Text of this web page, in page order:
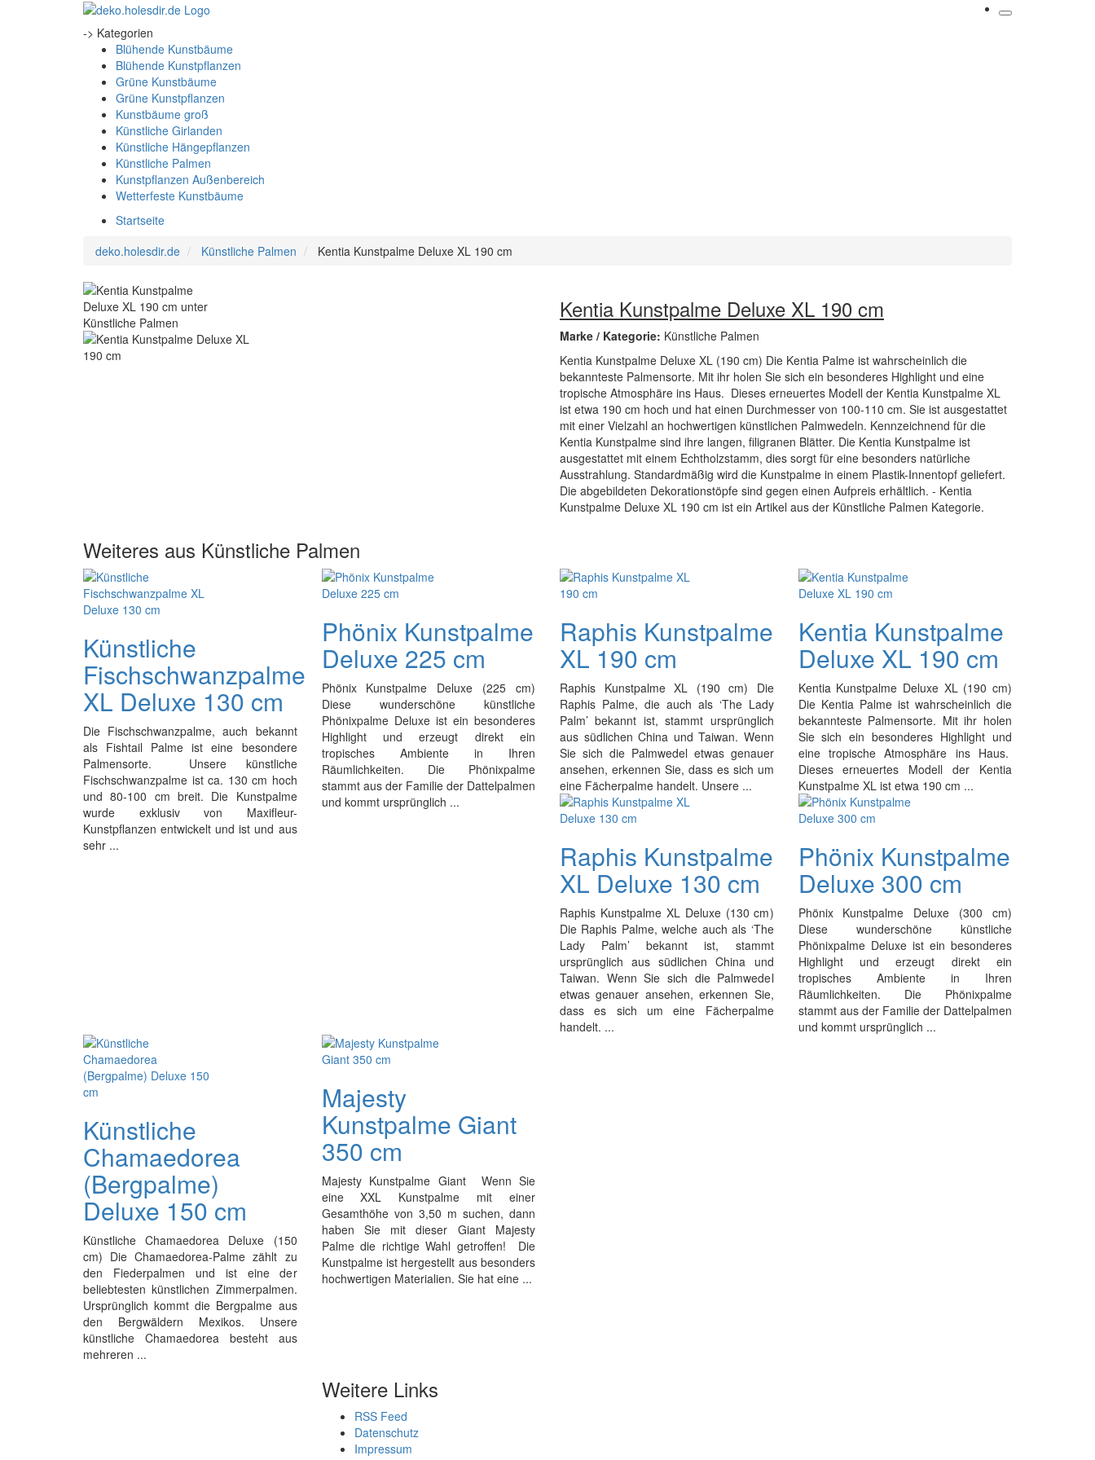
-> Kategorien
Blühende Kunstbäume
Blühende Kunstpflanzen
Grüne Kunstbäume
Grüne Kunstpflanzen
Kunstbäume groß
Künstliche Girlanden
Künstliche Hängepflanzen
Künstliche Palmen
Kunstpflanzen Außenbereich
Wetterfeste Kunstbäume
Startseite
deko.holesdir.de
Künstliche Palmen Kentia Kunstpalme Deluxe XL 190 cm
Kentia Kunstpalme Deluxe XL 190 cm
Marke / Kategorie: Künstliche Palmen
Kentia Kunstpalme Deluxe XL (190 cm) Die Kentia Palme ist wahrscheinlich die
bekannteste Palmensorte. Mit ihr holen Sie sich ein besonderes Highlight und eine
tropische Atmosphäre ins Haus. Dieses erneuertes Modell der Kentia Kunstpalme XL
ist etwa 190 cm hoch und hat einen Durchmesser von 100-110 cm. Sie ist ausgestattet
mit einer Vielzahl an hochwertigen künstlichen Palmwedeln. Kennzeichnend für die
Kentia Kunstpalme sind ihre langen, filigranen Blätter. Die Kentia Kunstpalme ist
ausgestattet mit einem Echtholzstamm, dies sorgt für eine besonders natürliche
Ausstrahlung. Standardmäßig wird die Kunstpalme in einem Plastik-Innentopf geliefert.
Die abgebildeten Dekorationstöpfe sind gegen einen Aufpreis erhältlich. - Kentia
Kunstpalme Deluxe XL 190 cm ist ein Artikel aus der Künstliche Palmen Kategorie.
Weiteres aus Künstliche Palmen
Künstliche
Fischschwanzpalme
XL Deluxe 130 cm
Die Fischschwanzpalme, auch bekannt
als Fishtail Palme ist eine besondere
Palmensorte. Unsere künstliche
Fischschwanzpalme ist ca. 130 cm hoch
und 80-100 cm breit. Die Kunstpalme
wurde exklusiv von Maxifleur-
Kunstpflanzen entwickelt und ist und aus
sehr ...
Phönix Kunstpalme
Deluxe 225 cm
Phönix Kunstpalme Deluxe (225 cm)
Diese wunderschöne künstliche
Phönixpalme Deluxe ist ein besonderes
Highlight und erzeugt direkt ein
tropisches Ambiente in Ihren
Räumlichkeiten. Die Phönixpalme
stammt aus der Familie der Dattelpalmen
und kommt ursprünglich ...
Raphis Kunstpalme
XL 190 cm
Raphis Kunstpalme XL (190 cm) Die
Raphis Palme, die auch als ‘The Lady
Palm’ bekannt ist, stammt ursprünglich
aus südlichen China und Taiwan. Wenn
Sie sich die Palmwedel etwas genauer
ansehen, erkennen Sie, dass es sich um
eine Fächerpalme handelt. Unsere ...
Kentia Kunstpalme
Deluxe XL 190 cm
Kentia Kunstpalme Deluxe XL (190 cm)
Die Kentia Palme ist wahrscheinlich die
bekannteste Palmensorte. Mit ihr holen
Sie sich ein besonderes Highlight und
eine tropische Atmosphäre ins Haus.
Dieses erneuertes Modell der Kentia
Kunstpalme XL ist etwa 190 cm ...
Raphis Kunstpalme
XL Deluxe 130 cm
Raphis Kunstpalme XL Deluxe (130 cm)
Die Raphis Palme, welche auch als ‘The
Lady Palm’ bekannt ist, stammt
ursprünglich aus südlichen China und
Taiwan. Wenn Sie sich die Palmwedel
etwas genauer ansehen, erkennen Sie,
dass es sich um eine Fächerpalme
handelt. ...
Phönix Kunstpalme
Deluxe 300 cm
Phönix Kunstpalme Deluxe (300 cm)
Diese wunderschöne künstliche
Phönixpalme Deluxe ist ein besonderes
Highlight und erzeugt direkt ein
tropisches Ambiente in Ihren
Räumlichkeiten. Die Phönixpalme
stammt aus der Familie der Dattelpalmen
und kommt ursprünglich ...
Künstliche
Chamaedorea
(Bergpalme)
Deluxe 150 cm
Künstliche Chamaedorea Deluxe (150
cm) Die Chamaedorea-Palme zählt zu
den Fiederpalmen und ist eine der
beliebtesten künstlichen Zimmerpalmen.
Ursprünglich kommt die Bergpalme aus
den Bergwäldern Mexikos. Unsere
künstliche Chamaedorea besteht aus
mehreren ...
Majesty
Kunstpalme Giant
350 cm
Majesty Kunstpalme Giant Wenn Sie
eine XXL Kunstpalme mit einer
Gesamthöhe von 3,50 m suchen, dann
haben Sie mit dieser Giant Majesty
Palme die richtige Wahl getroffen! Die
Kunstpalme ist hergestellt aus besonders
hochwertigen Materialien. Sie hat eine ...
Weitere Links
RSS Feed
Datenschutz
Impressum